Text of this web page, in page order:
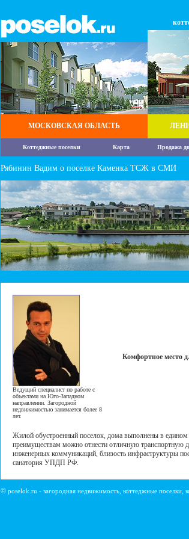
МОСКОВСКАЯ ОБЛАСТЬ
Коттеджные поселки Карта Продажа
Рябинин Вадим о поселке Каменка ТСЖ в СМИ
Ведущий специалист по работе с
объектами на Юго-Западном
направлении. Загородной
недвижимостью занимается более 8
лет.
Комфортное место
Жилой обустроенный поселок, дома выполнены в
преимуществам можно отнести отличную транспортную
инженерных коммуникаций, близость инфраструктуры
санатория УПДП РФ.
© poselok.ru - загородная недвижимость, коттеджные поселки,